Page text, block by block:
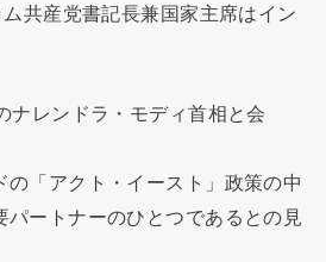
共産党書記長兼国家主席はイン
ナレンドラ・モディ首相と会
の「アクト・イースト」政策の中
パートナーのひとつであるとの見